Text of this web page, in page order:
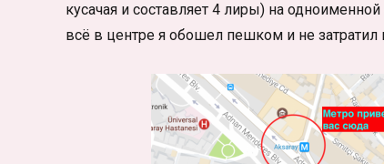
кусачая и составляет 4 лиры) на
всё в центре я обошел пешком и не затратил